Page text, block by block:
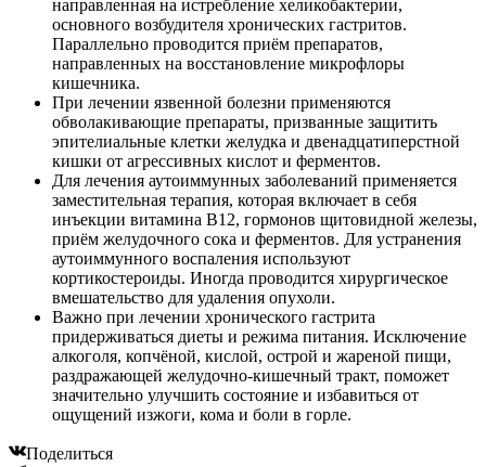
направленная на истребление хеликобактерии,
основного возбудителя хронических гастритов.
Параллельно проводится приём препаратов,
направленных на восстановление микрофлоры
кишечника.
При лечении язвенной болезни применяются
обволакивающие препараты, призванные защитить
эпителиальные клетки желудка и двенадцатиперстной
кишки от агрессивных кислот и ферментов.
Для лечения аутоиммунных заболеваний применяется
заместительная терапия, которая включает в себя
инъекции витамина В12, гормонов щитовидной железы,
приём желудочного сока и ферментов. Для устранения
аутоиммунного воспаления используют
кортикостероиды. Иногда проводится хирургическое
вмешательство для удаления опухоли.
Важно при лечении хронического гастрита
придерживаться диеты и режима питания. Исключение
алкоголя, копчёной, кислой, острой и жареной пищи,
раздражающей желудочно-кишечный тракт, поможет
значительно улучшить состояние и избавиться от
ощущений изжоги, кома и боли в горле.
Поделиться